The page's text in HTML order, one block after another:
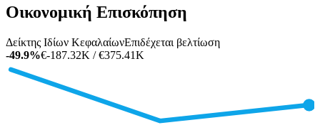
Οικονομική Επισκόπηση
Δείκτης Ιδίων ΚεφαλαίωνΕπιδέχεται βελτίωση
-49.9%€-187.32K / €375.41K